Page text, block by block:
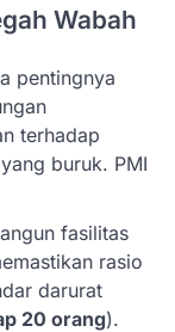
Wabah
pentingnya
terhadap
buruk. PMI
fasilitas
rasio
darurat
20 orang).